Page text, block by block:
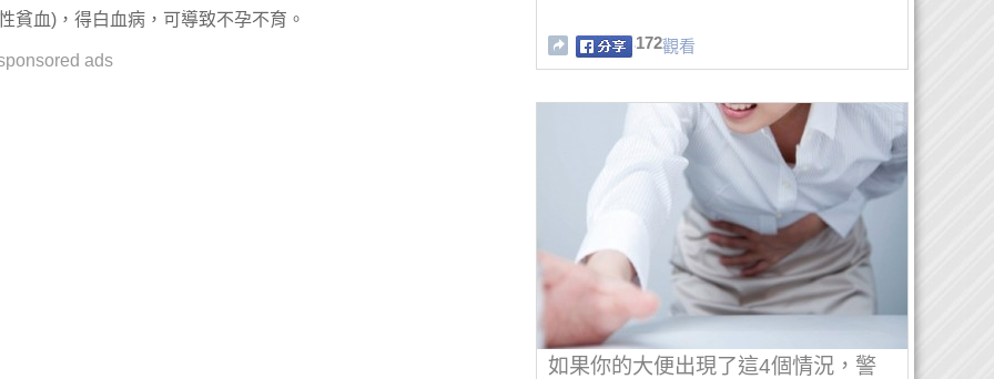
貧血)，得白血病，可導致不孕不育。
ads
172觀看
如果你的大便出現了這4個情況，警